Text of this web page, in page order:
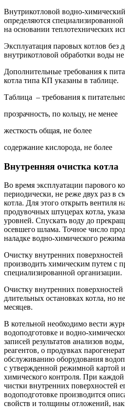
Внутрикотловой водно-
определяются
на основании теплотехнических
Эксплуатация паровых котлов без
внутрикотловой обработки воды не
Дополнительные требования к
котла типа КП указаны в таблице.
Таблица – требования к
прозрачность, по кольцу, не менее
жесткость общая, не более
содержание кислорода, не более
Внутренняя очистка котла
Во время эксплуатации парового
периодически, не реже двух раз в
котла. Для этого открыть вентиля
продувочных штуцерах котла,
уровней. Спускать воду до
осевшего шлама. Точное число
наладке водно-химического режима
Очистку внутренних поверхностей
производить химическим путем с
специализированной организации.
Очистку внутренних
длительных остановках котла, но
месяцев.
В котельной необходимо вести
водоподготовке и водно-
записей результатов анализов
реагентов, о продувках
обслуживанию оборудования
с утвержденной режимной картой
химического контроля. При каждой
чистки внутренних поверхностей
водоподготовке производится
свойств и толщины отложений,